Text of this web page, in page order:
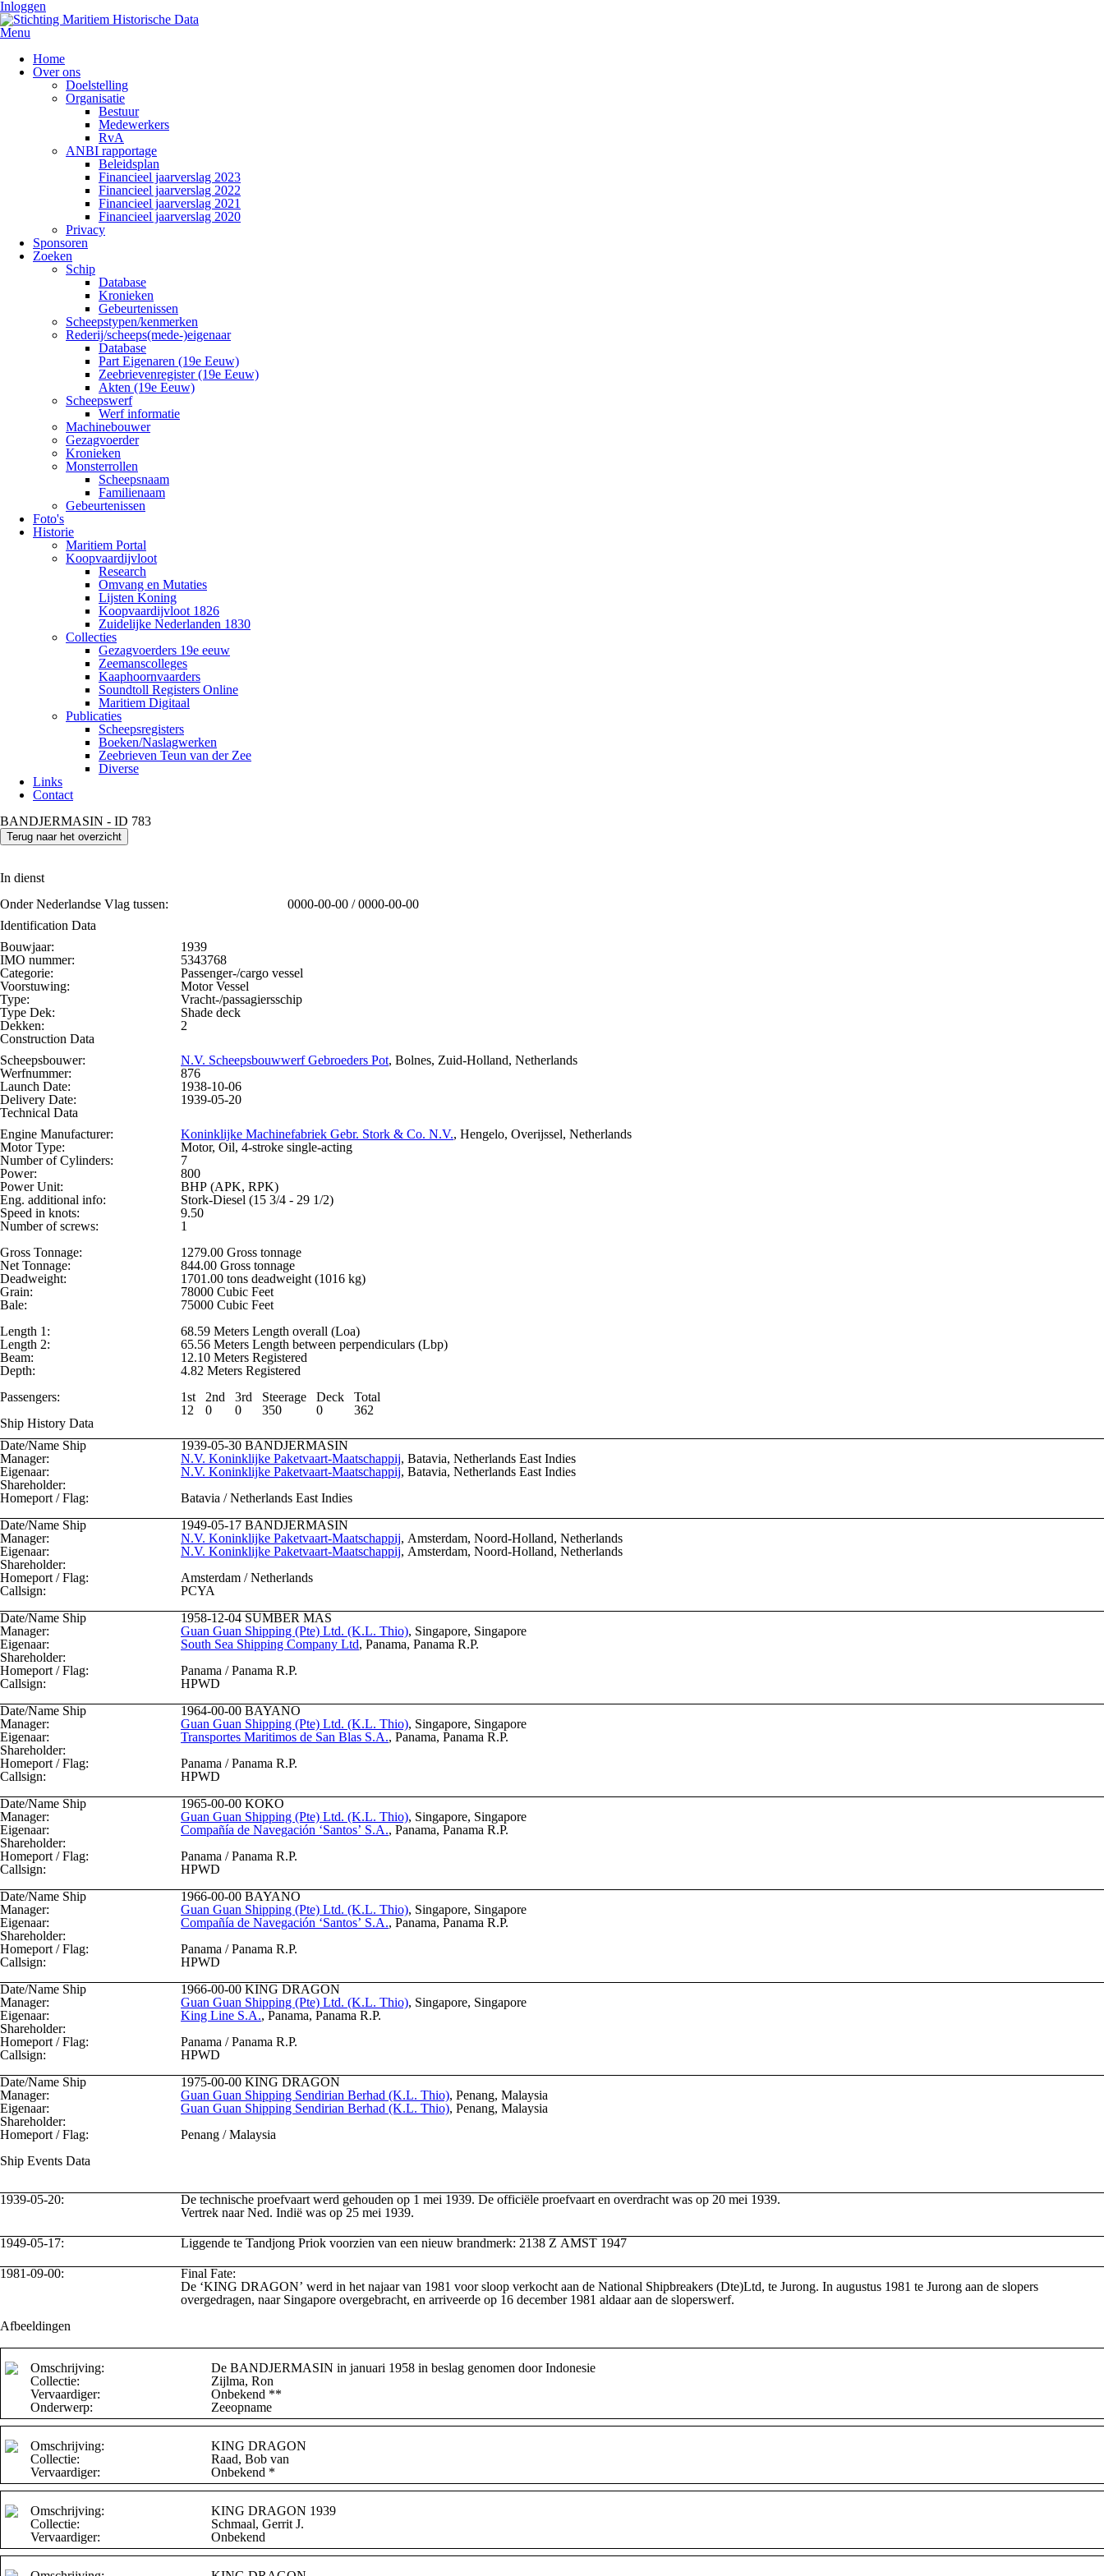
Inloggen
Menu
Home
Over ons
Doelstelling
Organisatie
Bestuur
Medewerkers
RvA
ANBI rapportage
Beleidsplan
Financieel jaarverslag 2023
Financieel jaarverslag 2022
Financieel jaarverslag 2021
Financieel jaarverslag 2020
Privacy
Sponsoren
Zoeken
Schip
Database
Kronieken
Gebeurtenissen
Scheepstypen/kenmerken
Rederij/scheeps(mede-)eigenaar
Database
Part Eigenaren (19e Eeuw)
Zeebrievenregister (19e Eeuw)
Akten (19e Eeuw)
Scheepswerf
Werf informatie
Machinebouwer
Gezagvoerder
Kronieken
Monsterrollen
Scheepsnaam
Familienaam
Gebeurtenissen
Foto's
Historie
Maritiem Portal
Koopvaardijvloot
Research
Omvang en Mutaties
Lijsten Koning
Koopvaardijvloot 1826
Zuidelijke Nederlanden 1830
Collecties
Gezagvoerders 19e eeuw
Zeemanscolleges
Kaaphoornvaarders
Soundtoll Registers Online
Maritiem Digitaal
Publicaties
Scheepsregisters
Boeken/Naslagwerken
Zeebrieven Teun van der Zee
Diverse
Links
Contact
BANDJERMASIN - ID 783
Terug naar het overzicht
In dienst
Onder Nederlandse Vlag tussen:
0000-00-00 / 0000-00-00
Identification Data
Bouwjaar:
1939
IMO nummer:
5343768
Categorie:
Passenger-/cargo vessel
Voorstuwing:
Motor Vessel
Type:
Vracht-/passagiersschip
Type Dek:
Shade deck
Dekken:
2
Construction Data
Scheepsbouwer:
N.V. Scheepsbouwwerf Gebroeders Pot, Bolnes, Zuid-Holland, Netherlands
Werfnummer:
876
Launch Date:
1938-10-06
Delivery Date:
1939-05-20
Technical Data
Engine Manufacturer:
Koninklijke Machinefabriek Gebr. Stork & Co. N.V., Hengelo, Overijssel, Netherlands
Motor Type:
Motor, Oil, 4-stroke single-acting
Number of Cylinders:
7
Power:
800
Power Unit:
BHP (APK, RPK)
Eng. additional info:
Stork-Diesel (15 3/4 - 29 1/2)
Speed in knots:
9.50
Number of screws:
1
Gross Tonnage:
1279.00 Gross tonnage
Net Tonnage:
844.00 Gross tonnage
Deadweight:
1701.00 tons deadweight (1016 kg)
Grain:
78000 Cubic Feet
Bale:
75000 Cubic Feet
Length 1:
68.59 Meters Length overall (Loa)
Length 2:
65.56 Meters Length between perpendiculars (Lbp)
Beam:
12.10 Meters Registered
Depth:
4.82 Meters Registered
Passengers:
1st 2nd 3rd Steerage Deck
Total
12
0 0 350 0
362
Ship History Data
Date/Name Ship
1939-05-30 BANDJERMASIN
Manager:
N.V. Koninklijke Paketvaart-Maatschappij, Batavia, Netherlands East Indies
Eigenaar:
N.V. Koninklijke Paketvaart-Maatschappij, Batavia, Netherlands East Indies
Shareholder:
Homeport / Flag:
Batavia / Netherlands East Indies
Date/Name Ship
1949-05-17 BANDJERMASIN
Manager:
N.V. Koninklijke Paketvaart-Maatschappij, Amsterdam, Noord-Holland, Netherlands
Eigenaar:
N.V. Koninklijke Paketvaart-Maatschappij, Amsterdam, Noord-Holland, Netherlands
Shareholder:
Homeport / Flag:
Amsterdam / Netherlands
Callsign:
PCYA
Date/Name Ship
1958-12-04 SUMBER MAS
Manager:
Guan Guan Shipping (Pte) Ltd. (K.L. Thio), Singapore, Singapore
Eigenaar:
South Sea Shipping Company Ltd, Panama, Panama R.P.
Shareholder:
Homeport / Flag:
Panama / Panama R.P.
Callsign:
HPWD
Date/Name Ship
1964-00-00 BAYANO
Manager:
Guan Guan Shipping (Pte) Ltd. (K.L. Thio), Singapore, Singapore
Eigenaar:
Transportes Maritimos de San Blas S.A., Panama, Panama R.P.
Shareholder:
Homeport / Flag:
Panama / Panama R.P.
Callsign:
HPWD
Date/Name Ship
1965-00-00 KOKO
Manager:
Guan Guan Shipping (Pte) Ltd. (K.L. Thio), Singapore, Singapore
Eigenaar:
Compañía de Navegación ‘Santos’ S.A., Panama, Panama R.P.
Shareholder:
Homeport / Flag:
Panama / Panama R.P.
Callsign:
HPWD
Date/Name Ship
1966-00-00 BAYANO
Manager:
Guan Guan Shipping (Pte) Ltd. (K.L. Thio), Singapore, Singapore
Eigenaar:
Compañía de Navegación ‘Santos’ S.A., Panama, Panama R.P.
Shareholder:
Homeport / Flag:
Panama / Panama R.P.
Callsign:
HPWD
Date/Name Ship
1966-00-00 KING DRAGON
Manager:
Guan Guan Shipping (Pte) Ltd. (K.L. Thio), Singapore, Singapore
Eigenaar:
King Line S.A., Panama, Panama R.P.
Shareholder:
Homeport / Flag:
Panama / Panama R.P.
Callsign:
HPWD
Date/Name Ship
1975-00-00 KING DRAGON
Manager:
Guan Guan Shipping Sendirian Berhad (K.L. Thio), Penang, Malaysia
Eigenaar:
Guan Guan Shipping Sendirian Berhad (K.L. Thio), Penang, Malaysia
Shareholder:
Homeport / Flag:
Penang / Malaysia
Ship Events Data
1939-05-20:
De technische proefvaart werd gehouden op 1 mei 1939. De officiële proefvaart en overdracht was op 20 mei 1939.
Vertrek naar Ned. Indië was op 25 mei 1939.
1949-05-17: Liggende te Tandjong Priok voorzien van een nieuw brandmerk: 2138 Z AMST 1947
1981-09-00:
Final Fate:
De ‘KING DRAGON’ werd in het najaar van 1981 voor sloop verkocht aan de National Shipbreakers (Dte)Ltd, te Jurong. In augustus 1981 te Jurong aan de slopers
overgedragen, naar Singapore overgebracht, en arriveerde op 16 december 1981 aldaar aan de sloperswerf.
Afbeeldingen
Omschrijving:
De BANDJERMASIN in januari 1958 in beslag genomen door Indonesie
Collectie:
Zijlma, Ron
Vervaardiger:
Onbekend **
Onderwerp:
Zeeopname
Omschrijving:
KING DRAGON
Collectie:
Raad, Bob van
Vervaardiger:
Onbekend *
Omschrijving:
KING DRAGON 1939
Collectie:
Schmaal, Gerrit J.
Vervaardiger:
Onbekend